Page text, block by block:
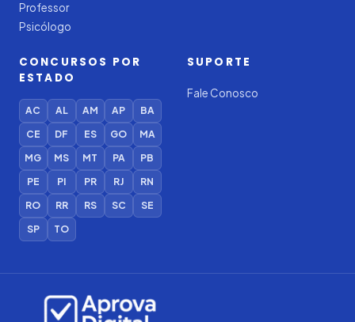
Professor
Psicólogo
CONCURSOS POR
ESTADO
AC AL AM AP
BA
CE
DF ES GO
MA
MG
MS MT PA
PB
PE
PI PR RJ
RN
RO
RR RS SC
SE
SP
TO
SUPORTE
Fale Conosco